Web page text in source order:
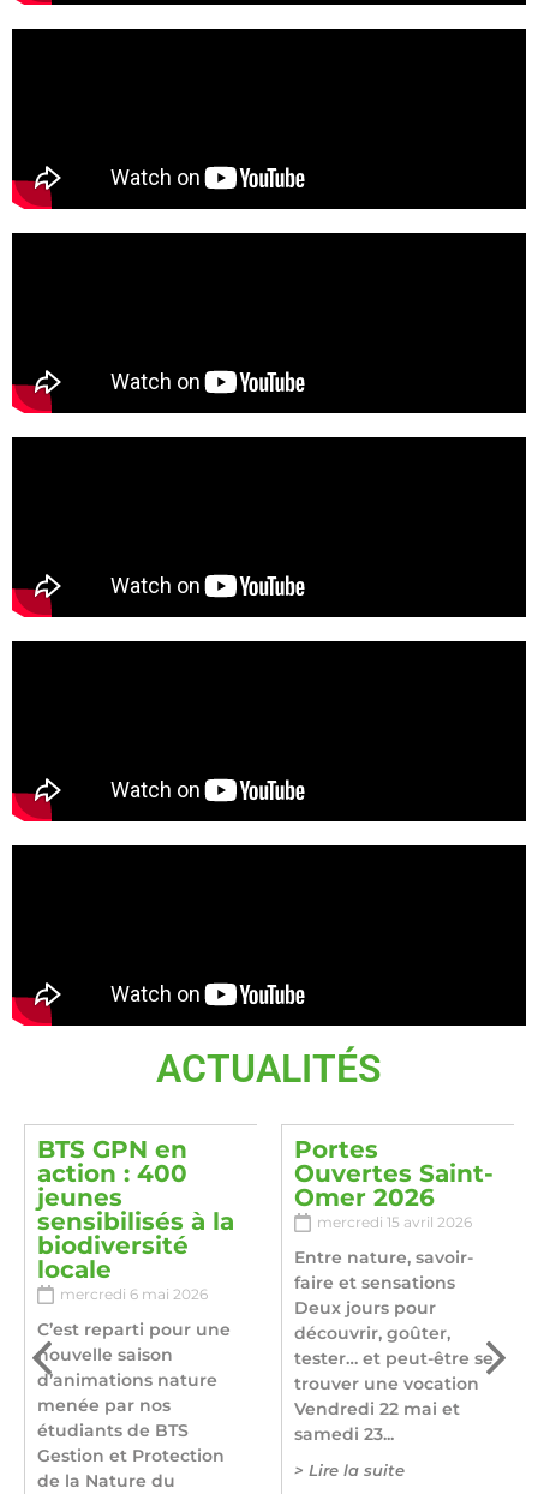
ACTUALITÉS
BTS GPN en
action : 400
jeunes
sensibilisés à la
biodiversité
locale
mercredi 6 mai 2026
C’est reparti pour une
nouvelle saison
d’animations nature
menée par nos
étudiants de BTS
Gestion et Protection
de la Nature du
Portes
Ouvertes Saint-
Omer 2026
mercredi 15 avril 2026
Entre nature, savoir-
faire et sensations
Deux jours pour
découvrir, goûter,
tester… et peut-être se
trouver une vocation
Vendredi 22 mai et
samedi 23...
> Lire la suite